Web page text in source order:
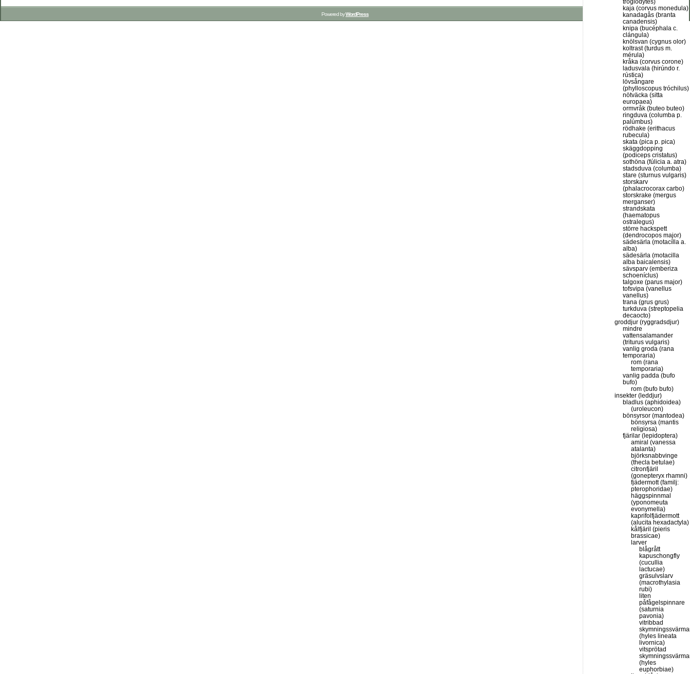
troglodytes)
kaja (corvus monedula)
kanadagås (branta
canadensis)
knipa (bucéphala c.
clángula)
knölsvan (cygnus olor)
koltrast (turdus m.
mérula)
kråka (corvus corone)
ladusvala (hirúndo r.
rústica)
lövsångare
(phylloscopus tróchilus)
nötväcka (sitta
europaea)
ormvråk (buteo buteo)
ringduva (columba p.
palúmbus)
rödhake (erithacus
rubecula)
skata (pica p. pica)
skäggdopping
(podiceps cristatus)
sothöna (fúlicia a. atra)
stadsduva (columba)
stare (sturnus vulgaris)
storskarv
(phalacrocorax carbo)
storskrake (mergus
merganser)
strandskata
(haematopus
ostralegus)
större hackspett
(dendrocopos major)
sädesärla (motacílla a.
alba)
sädesärla (motacilla
alba baicalensis)
sävsparv (emberiza
schoeníclus)
talgoxe (parus major)
tofsvipa (vanellus
vanellus)
trana (grus grus)
turkduva (streptopelia
decaocto)
groddjur (ryggradsdjur)
mindre
vattensalamander
(triturus vulgaris)
vanlig groda (rana
temporaria)
rom (rana
temporaria)
vanlig padda (bufo
bufo)
rom (bufo bufo)
insekter (leddjur)
bladlus (aphidoidea)
(uroleucon)
bönsyrsor (mantodea)
bönsyrsa (mantis
religiosa)
fjärilar (lepidoptera)
amiral (vanessa
atalanta)
björksnabbvinge
(thecla betulae)
citronfjäril
(gonepteryx rhamni)
fjädermott (familj:
pterophoridae)
häggspinnmal
(yponomeuta
evonymella)
kaprifolfjädermott
(alucita hexadactyla)
kålfjäril (pieris
brassicae)
larver
blågrått
kapuschongfly
(cucullia
lactucae)
gräsulvslarv
(macrothylasia
rubi)
liten
påfågelspinnare
(saturnia
pavonia)
vitribbad
(hyles lineata
livornica)
vitsprötad
(hyles
euphorbiae)
Powered byWordPress